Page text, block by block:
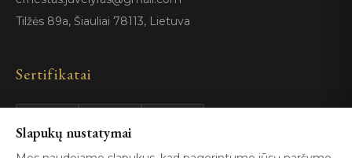
Tilžės 89a, Šiauliai 78113, Lietuva
Sertifikatai
GIA
Certified
ISO 9001
Slapukų nustatymai